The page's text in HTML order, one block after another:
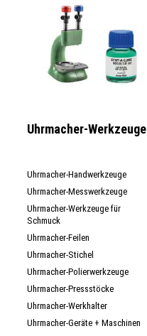
Uhrmacher-Werkzeuge
Uhrmacher-Handwerkzeuge
Uhrmacher-Messwerkzeuge
Uhrmacher-Werkzeuge für
Schmuck
Uhrmacher-Feilen
Uhrmacher-Stichel
Uhrmacher-Polierwerkzeuge
Uhrmacher-Pressstöcke
Uhrmacher-Werkhalter
Uhrmacher-Geräte + Maschinen